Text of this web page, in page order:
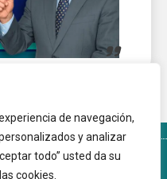
de navegación,
y analizar
todo” usted da su
cookies.
de Cookies